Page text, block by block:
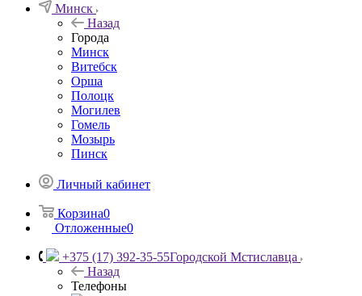
Минск
Назад
Города
Минск
Витебск
Орша
Полоцк
Могилев
Гомель
Мозырь
Пинск
Личный кабинет
Корзина0
Отложенные0
+375 (17) 392-35-55Городской Мстиславца
Назад
Телефоны